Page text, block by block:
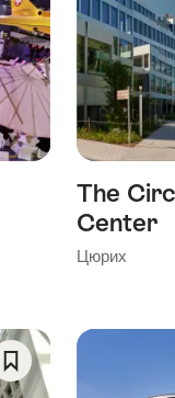
Save
As
Favorite
The
Center
Цюрих